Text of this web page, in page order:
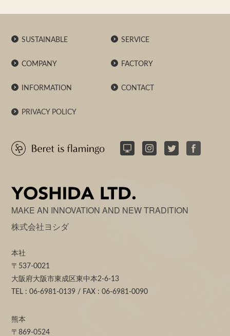
MAKE AN INNOVATION AND NEW TRADITION
株式会社ヨシダ
本社
〒537-0021
大阪府大阪市東成区東中本2-6-13
TEL : 06-6981-0139 / FAX : 06-6981-0090
熊本
〒869-0524
SUSTAINABLE SERVICE
COMPANY FACTORY
INFORMATION CONTACT
PRIVACY POLICY